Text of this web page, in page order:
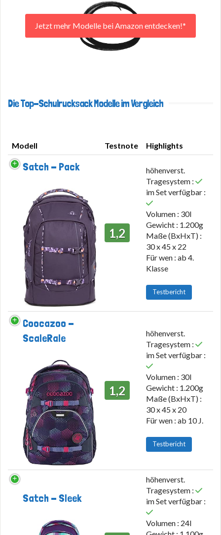
Jetzt mehr Modelle bei Amazon entdecken!*
Die Top-Schulrucksack Modelle im Vergleich
Modell Testnote
Highlights
Modell
Satch - Pack
1,2
höhenverst.
Tragesystem :
im Set verfügbar :
Volumen : 30l
Gewicht : 1.200g
Maße (BxHxT) :
30 x 45 x 22
Für wen : ab 4.
Klasse
Testbericht
Coocazoo -
ScaleRale
1,2
höhenverst.
Tragesystem :
im Set verfügbar :
Volumen : 30l
Gewicht : 1.200g
Maße (BxHxT) :
30 x 45 x 20
Für wen : ab 10 J.
Testbericht
Satch - Sleek
höhenverst.
Tragesystem :
im Set verfügbar :
Volumen : 24l